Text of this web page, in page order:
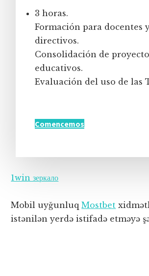
3 horas.
Formación para docentes
directivos.
Consolidación de
educativos.
Evaluación del uso de las
Comencemos
1win зеркало
Mobil uyğunluqMostbet
istənilən yerdə istifadə etməyə